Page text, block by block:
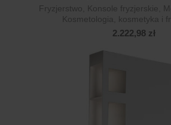
Fryzjerstwo
Konsole fryzjerskie
Kosmetologia, kosmetyka i
2.222,98 zł